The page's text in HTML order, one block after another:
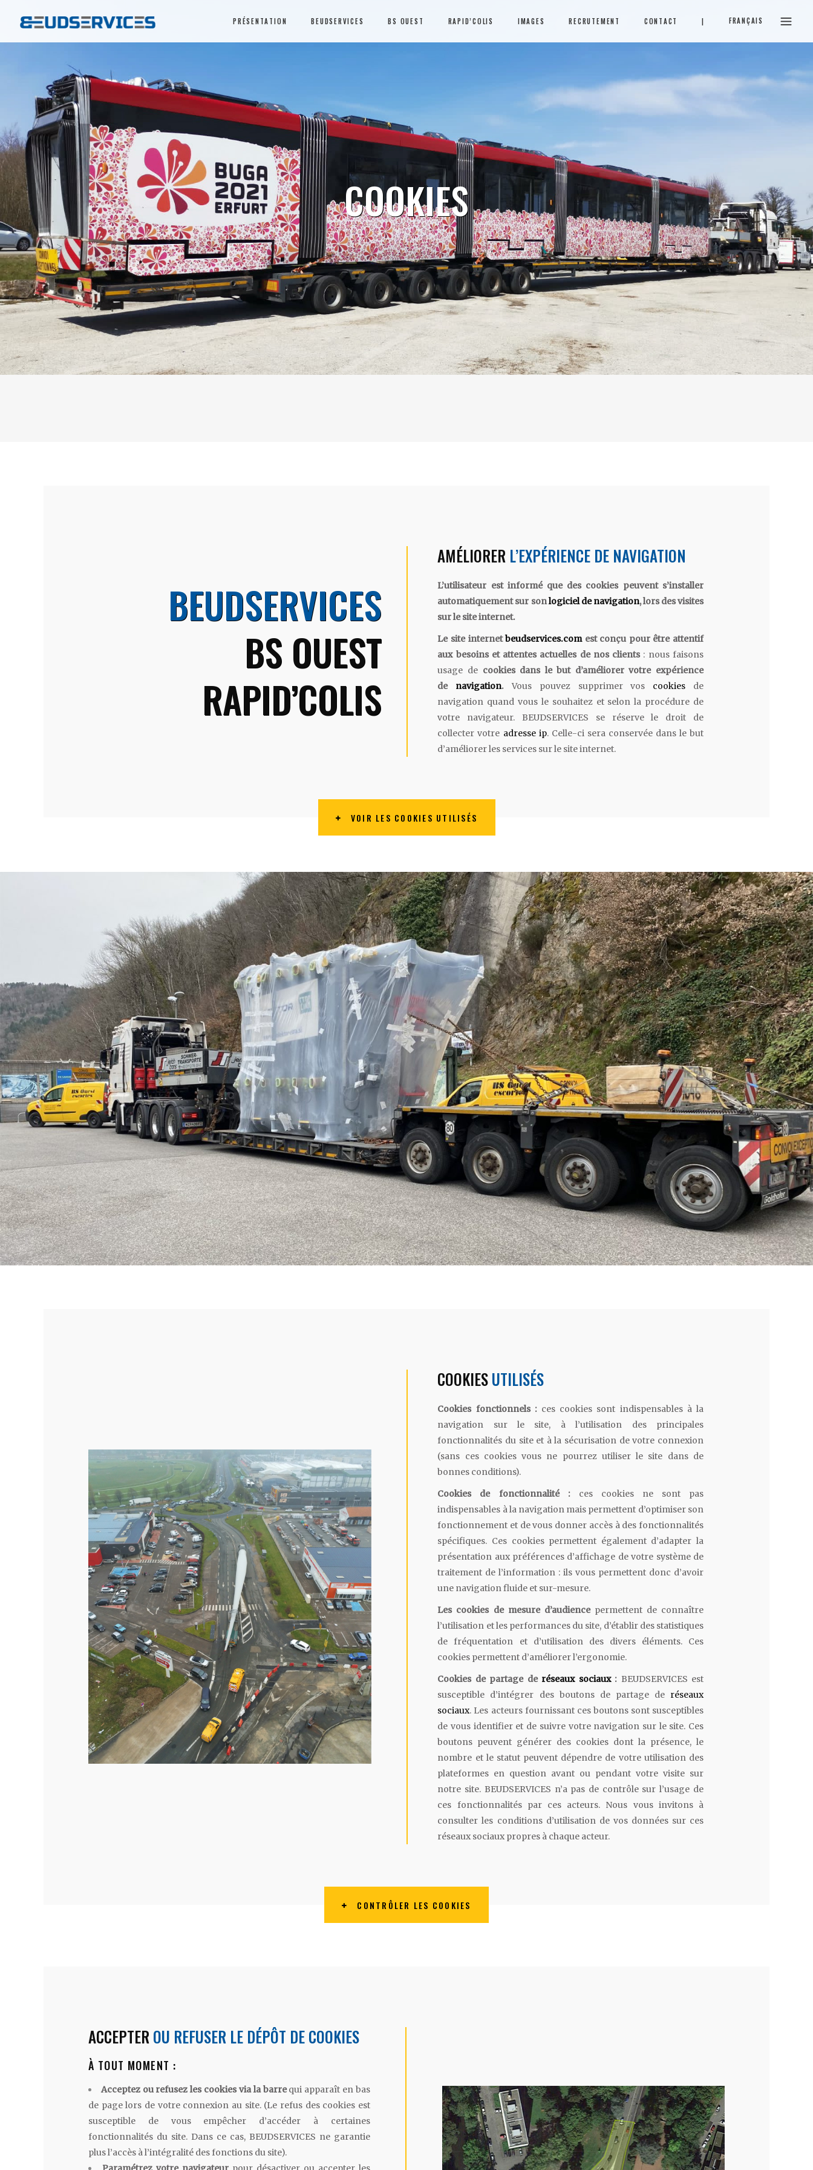
PRÉSENTATION BEUDSERVICES BS OUEST RAPID’COLIS IMAGES RECRUTEMENT CONTACT | FRANÇAIS
COOKIES
BEUDSERVICES
BS OUEST
RAPID’COLIS
AMÉLIORER L’EXPÉRIENCE DE NAVIGATION
L’utilisateur est informé que des cookies peuvent s’installer
automatiquement sur sonlogiciel de navigation, lors des visites
sur le site internet.
Le site internetbeudservices.comest conçu pour être attentif
aux besoins et attentes actuelles de nos clients: nous faisons
usage de cookies dans le but d’améliorer votre expérience
de navigation. Vous pouvez supprimer vos cookies de
navigation quand vous le souhaitez et selon la procédure de
votre navigateur. BEUDSERVICES se réserve le droit de
collecter votre adresse ip. Celle-ci sera conservée dans le but
d’améliorer les services sur le site internet.
VOIR LES COOKIES UTILISÉS
COOKIESUTILISÉS
Cookies fonctionnels : ces cookies sont indispensables à la
navigation sur le site, à l’utilisation des principales
fonctionnalités du site et à la sécurisation de votre connexion
(sans ces cookies vous ne pourrez utiliser le site dans de
bonnes conditions).
Cookies de fonctionnalité : ces cookies ne sont pas
indispensables à la navigation mais permettent d’optimiser son
fonctionnement et de vous donner accès à des fonctionnalités
spécifiques. Ces cookies permettent également d’adapter la
présentation aux préférences d’affichage de votre système de
traitement de l’information : ils vous permettent donc d’avoir
une navigation fluide et sur-mesure.
Les cookies de mesure d’audiencepermettent de connaître
l’utilisation et les performances du site, d’établir des statistiques
de fréquentation et d’utilisation des divers éléments. Ces
cookies permettent d’améliorer l’ergonomie.
Cookies de partage de réseaux sociaux: BEUDSERVICES est
susceptible d’intégrer des boutons de partage de réseaux
sociaux. Les acteurs fournissant ces boutons sont susceptibles
de vous identifier et de suivre votre navigation sur le site. Ces
boutons peuvent générer des cookies dont la présence, le
nombre et le statut peuvent dépendre de votre utilisation des
plateformes en question avant ou pendant votre visite sur
notre site. BEUDSERVICES n’a pas de contrôle sur l’usage de
ces fonctionnalités par ces acteurs. Nous vous invitons à
consulter les conditions d’utilisation de vos données sur ces
réseaux sociaux propres à chaque acteur.
CONTRÔLER LES COOKIES
ACCEPTER OU REFUSER LE DÉPÔT DE COOKIES
À TOUT MOMENT :
Acceptez ou refusez les cookies via la barrequi apparaît en bas
de page lors de votre connexion au site. (Le refus des cookies est
susceptible de vous empêcher d’accéder à certaines
fonctionnalités du site. Dans ce cas, BEUDSERVICES ne garantie
plus l’accès à l’intégralité des fonctions du site).